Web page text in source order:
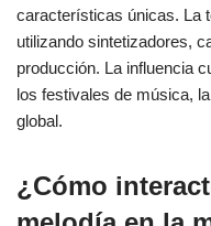
características únicas. La
utilizando sintetizadores,
producción. La influencia
los festivales de música,
global.
¿Cómo